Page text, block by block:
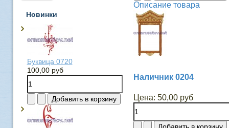
Новинки
Буквица 0720
100,00 руб
Описание товара
Наличник 0204
Цена: 50,00 руб